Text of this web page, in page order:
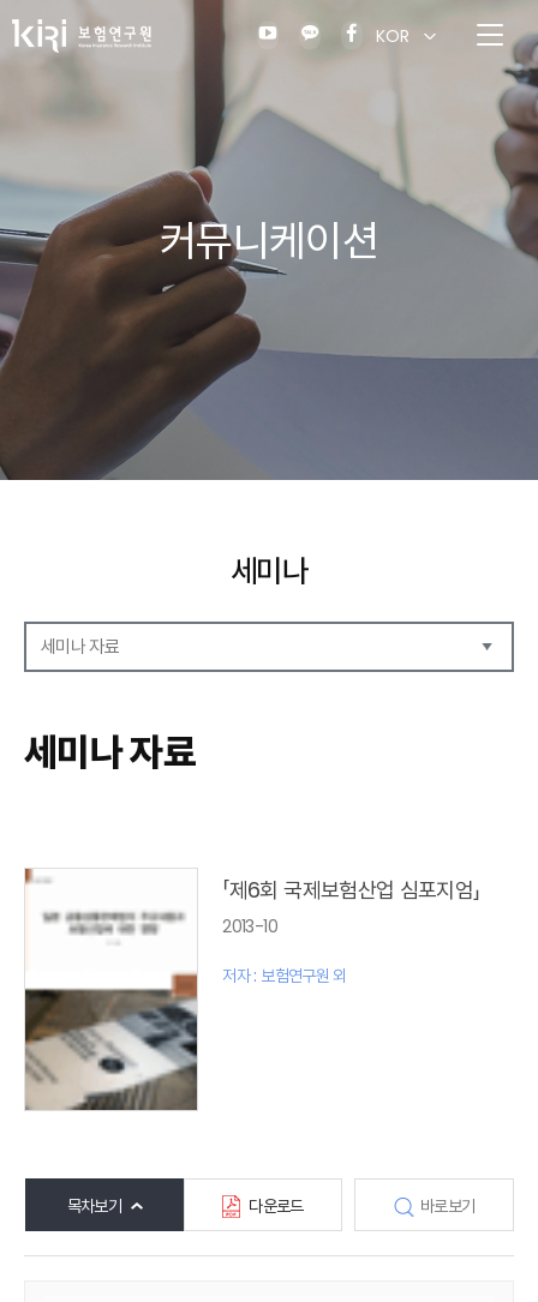
KOR
커뮤니케이션
세미나
세미나 자료
세미나 포토
세미나 자료
「제6회 국제보험산업 심포지엄」
2013-10
저자 : 보험연구원 외
목차보기 다운로드 바로보기